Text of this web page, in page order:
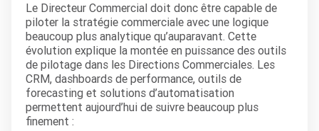
Le Directeur Commercial doit donc être capable de
piloter la stratégie commerciale avec une logique
beaucoup plus analytique qu’auparavant. Cette
évolution explique la montée en puissance des outils
de pilotage dans les Directions Commerciales. Les
CRM, dashboards de performance, outils de
forecasting et solutions d’automatisation
permettent aujourd’hui de suivre beaucoup plus
finement :